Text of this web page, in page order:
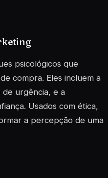
psicológicos que
compra. Eles incluem a
de urgência, e a
Usados com ética,
a percepção de uma